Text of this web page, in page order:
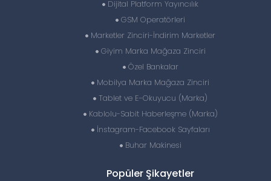
Dijital Platform Yayıncılık
GSM Operatörleri
Marketler Zinciri-İndirim Marketler
Giyim Marka Mağaza Zinciri
Özel Bankalar
Mobilya Marka Mağaza Zinciri
Tablet ve E-Okuyucu (Marka)
Kablolu-Sabit Haberleşme (Marka)
İnstagram-Facebook Sayfaları
Buhar Makinesi
Popüler Şikayetler